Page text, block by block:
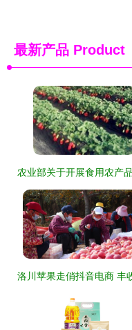
最新产品 Product